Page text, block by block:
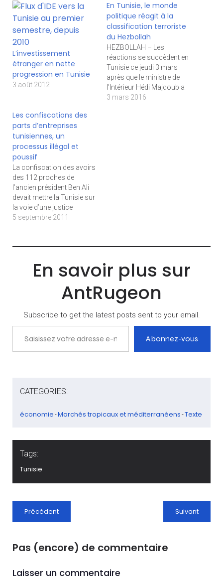
L’investissement
étranger en nette
progression en Tunisie
3 août 2012
En Tunisie, le monde
politique réagit à la
classification terroriste
du Hezbollah
HEZBOLLAH – Les
réactions se succèdent en
Tunisie ce jeudi 3 mars
après que le ministre de
l’Intérieur Hédi Majdoub a
consenti la veille et sans
3 mars 2016
Les confiscations des
parts d’entreprises
tunisiennes, un
processus illégal et
poussif
La confiscation des avoirs
des 112 proches de
l’ancien président Ben Ali
devait mettre la Tunisie sur
la voie d’une justice
transitionnelle
népotisme. Mais entre les
les attentes politiques, le
tournant pris par le
processus cultive
l’amertume, voire les…
5 septembre 2011
En savoir plus sur
AntRugeon
Subscribe to get the latest posts sent to your email.
Saisissez votre adresse e-mail…
Abonnez-vous
CATEGORIES:
économie -Marchés tropicaux et méditerranéens -Texte
Tags:
Tunisie
Précédent Suivant
Pas (encore) de commentaire
Laisser un commentaire